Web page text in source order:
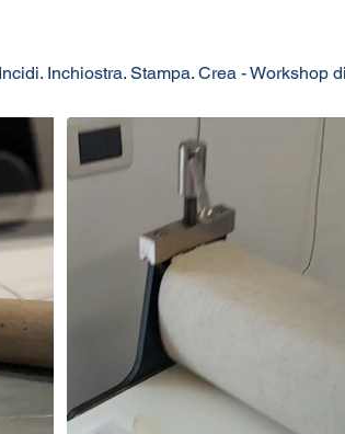
Incidi. Inchiostra. Stampa. Crea - Workshop